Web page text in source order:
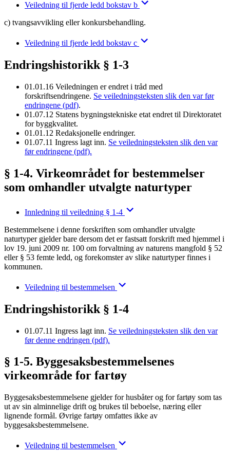
Veiledning til fjerde ledd bokstav b
c) tvangsavvikling eller konkursbehandling.
Veiledning til fjerde ledd bokstav c
Endringshistorikk § 1-3
01.01.16 Veiledningen er endret i tråd med
forskriftsendringene. Se veiledningsteksten slik den var før
endringene (pdf).
01.07.12 Statens bygningstekniske etat endret til Direktoratet
for byggkvalitet.
01.01.12 Redaksjonelle endringer.
01.07.11 Ingress lagt inn. Se veiledningsteksten slik den var
før endringene (pdf).
§ 1-4. Virkeområdet for bestemmelser
som omhandler utvalgte naturtyper
Innledning til veiledning § 1-4
Bestemmelsene i denne forskriften som omhandler utvalgte
naturtyper gjelder bare dersom det er fastsatt forskrift med hjemmel i
lov 19. juni 2009 nr. 100 om forvaltning av naturens mangfold § 52
eller § 53 femte ledd, og forekomster av slike naturtyper finnes i
kommunen.
Veiledning til bestemmelsen
Endringshistorikk § 1-4
01.07.11 Ingress lagt inn. Se veiledningsteksten slik den var
før denne endringen (pdf).
§ 1-5. Byggesaksbestemmelsenes
virkeområde for fartøy
Byggesaksbestemmelsene gjelder for husbåter og for fartøy som tas
ut av sin alminnelige drift og brukes til beboelse, næring eller
lignende formål. Øvrige fartøy omfattes ikke av
byggesaksbestemmelsene.
Veiledning til bestemmelsen